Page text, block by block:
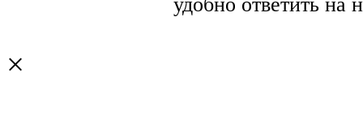
удобно ответить на
×